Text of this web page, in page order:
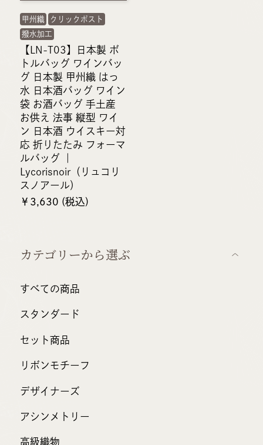
カテゴリーから選ぶ
すべての商品
スタンダード
セット商品
リボンモチーフ
デザイナーズ
アシンメトリー
高級織物
甲州織
クリックポスト
撥水加工
【LN-T03】日本製 ボ
トルバッグ ワインバッ
グ 日本製 甲州織 はっ
水 日本酒バッグ ワイン
袋 お酒バッグ 手土産
お供え 法事 縦型 ワイ
ン 日本酒 ウイスキー対
応 折りたたみ フォーマ
ルバッグ ｜
Lycorisnoir（リュコリ
スノアール）
￥3,630 (税込)